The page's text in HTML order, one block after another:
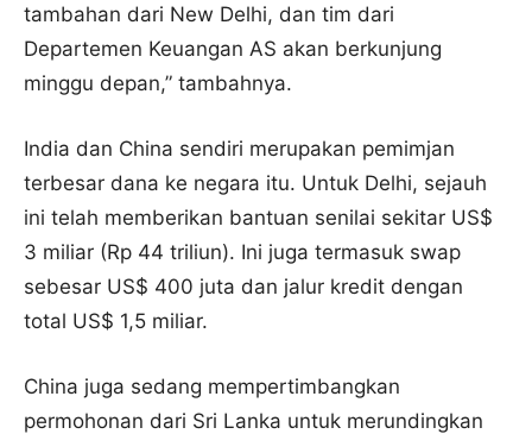
tambahan dari New Delhi, dan tim dari
Departemen Keuangan AS akan berkunjung
minggu depan,” tambahnya.
India dan China sendiri merupakan pemimjan
terbesar dana ke negara itu. Untuk Delhi, sejauh
ini telah memberikan bantuan senilai sekitar US$
3 miliar (Rp 44 triliun). Ini juga termasuk swap
sebesar US$ 400 juta dan jalur kredit dengan
total US$ 1,5 miliar.
China juga sedang mempertimbangkan
permohonan dari Sri Lanka untuk merundingkan